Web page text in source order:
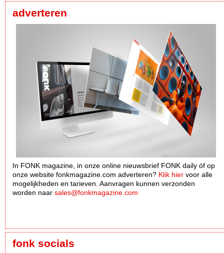
adverteren
In FONK magazine, in onze online nieuwsbrief FONK daily óf op
onze website fonkmagazine.com adverteren? Klik hier voor alle
mogelijkheden en tarieven. Aanvragen kunnen verzonden
worden naar sales@fonkmagazine.com
fonk socials